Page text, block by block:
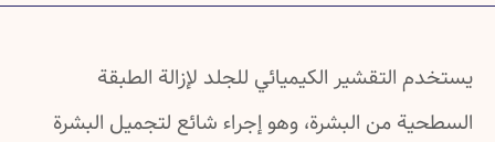
أسئلة شائعة عن التقشير الكيميائي للجلد
خرافات شائعة عن التقشير الكيميائي للجلد
دراسات علمية عن التقشير الكيميائي للجلد
يستخدم التقشير الكيميائي للجلد لإزالة الطبقة
السطحية من البشرة، وهو إجراء شائع لتجميل البشرة